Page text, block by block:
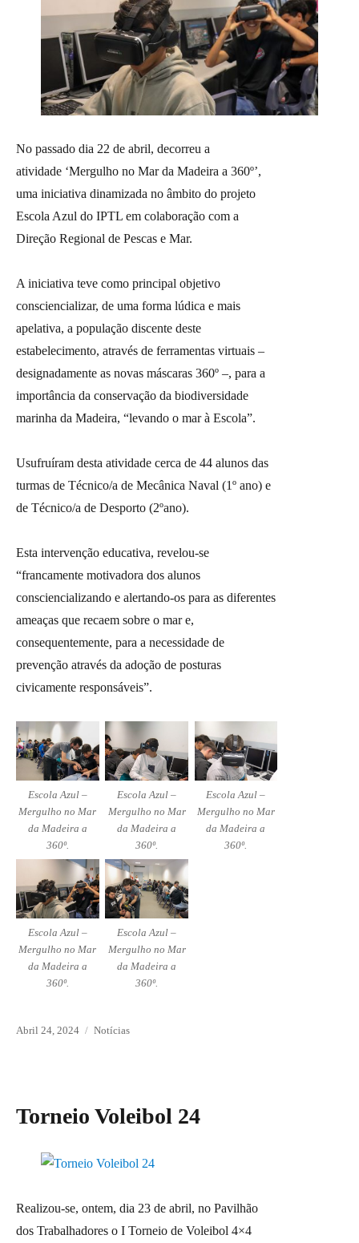
No passado dia 22 de abril, decorreu a
atividade ‘Mergulho no Mar da Madeira a 360º’,
uma iniciativa dinamizada no âmbito do projeto
Escola Azul do IPTL em colaboração com a
Direção Regional de Pescas e Mar.
A iniciativa teve como principal objetivo
consciencializar, de uma forma lúdica e mais
apelativa, a população discente deste
estabelecimento, através de ferramentas virtuais –
designadamente as novas máscaras 360º –, para a
importância da conservação da biodiversidade
marinha da Madeira, “levando o mar à Escola”.
Usufruíram desta atividade cerca de 44 alunos das
turmas de Técnico/a de Mecânica Naval (1º ano) e
de Técnico/a de Desporto (2ºano).
Esta intervenção educativa, revelou-se
“francamente motivadora dos alunos
consciencializando e alertando-os para as diferentes
ameaças que recaem sobre o mar e,
consequentemente, para a necessidade de
prevenção através da adoção de posturas
civicamente responsáveis”.
Escola Azul –
Mergulho no Mar
da Madeira a
360º.
Escola Azul –
Mergulho no Mar
da Madeira a
360º.
Escola Azul –
Mergulho no Mar
da Madeira a
360º.
Escola Azul –
Mergulho no Mar
da Madeira a
360º.
Escola Azul –
Mergulho no Mar
da Madeira a
360º.
Posted
Abril 24, 2024 Categories
Notícias
Torneio Voleibol 24
Realizou-se, ontem, dia 23 de abril, no Pavilhão
dos Trabalhadores o I Torneio de Voleibol 4×4